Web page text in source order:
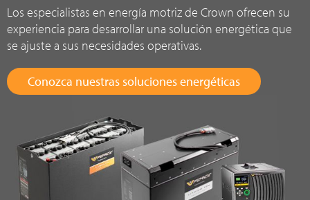
Los especialistas en energía motriz de Crown ofrecen su
experiencia para desarrollar una solución energética que
se ajuste a sus necesidades operativas.
Conozca nuestras soluciones energéticas